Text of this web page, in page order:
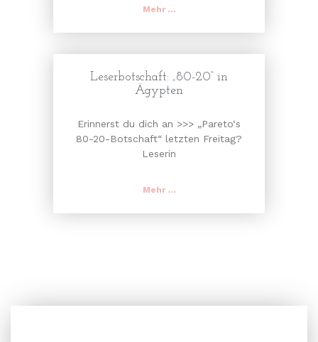
Mehr ...
Leserbotschaft: „80-20“ in
Ägypten
Erinnerst du dich an >>> „Pareto‘s
80-20-Botschaft“ letzten Freitag?
Leserin
Mehr ...